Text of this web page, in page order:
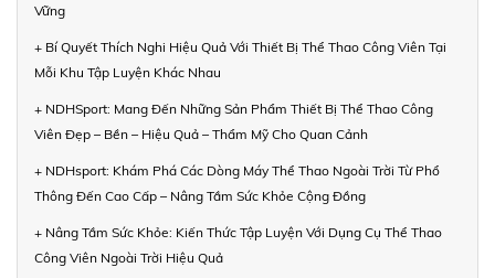
Vững
+ Bí Quyết Thích Nghi Hiệu Quả Với Thiết Bị Thể Thao Công Viên Tại
Mỗi Khu Tập Luyện Khác Nhau
+ NDHSport: Mang Đến Những Sản Phẩm Thiết Bị Thể Thao Công
Viên Đẹp – Bền – Hiệu Quả – Thẩm Mỹ Cho Quan Cảnh
+ NDHsport: Khám Phá Các Dòng Máy Thể Thao Ngoài Trời Từ Phổ
Thông Đến Cao Cấp – Nâng Tầm Sức Khỏe Cộng Đồng
+ Nâng Tầm Sức Khỏe: Kiến Thức Tập Luyện Với Dụng Cụ Thể Thao
Công Viên Ngoài Trời Hiệu Quả